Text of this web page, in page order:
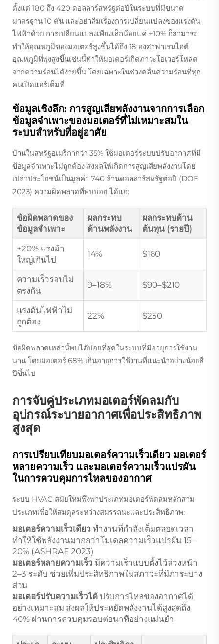
ตั้งแต่ 180 ถึง 420 ดอลลาร์สหรัฐต่อปีในระบบที่มีขนาด
มาตรฐาน 10 ตัน และอย่าลืมเรื่องการเปลี่ยนแปลงของแรงดัน
ไฟฟ้าด้วย การเปลี่ยนแปลงเพียงเล็กน้อยแค่ ±10% ก็สามารถ
ทำให้อุณหภูมิของมอเตอร์สูงขึ้นได้ถึง 18 องศาฟาเรนไฮต์
อุณหภูมิที่พุ่งสูงขึ้นเช่นนี้ทำให้มอเตอร์เกิดภาวะโอเวอร์โหลด
จากความร้อนได้ง่ายขึ้น โดยเฉพาะในช่วงคลื่นความร้อนที่ทุก
คนเปิดแอร์เต็มที่
ข้อมูลเชิงลึก: การสูญเสียพลังงานจากการเลือก
ข้อมูลจำเพาะของมอเตอร์ที่ไม่เหมาะสมใน
ระบบสำหรับที่อยู่อาศัย
บ้านในสหรัฐอเมริกากว่า 35% ใช้มอเตอร์ระบบปรับอากาศที่มี
ข้อมูลจำเพาะไม่ถูกต้อง ส่งผลให้เกิดการสูญเสียพลังงานโดย
เปล่าประโยชน์เป็นมูลค่า 740 ล้านดอลลาร์สหรัฐต่อปี (DOE
2023) ความผิดพลาดที่พบบ่อย ได้แก่:
ข้อผิดพลาดของ
ข้อมูลจำเพาะ
ผลกระทบ
ด้านพลังงาน
ผลกระทบด้าน
ต้นทุน (รายปี)
+20% แรงม้า
ใหญ่เกินไป
14% $160
ความเร็วรอบไม่
ตรงกัน
9–18% $90–$210
แรงดันไฟฟ้าไม่
ถูกต้อง
22% $250
ข้อผิดพลาดเหล่านี้พบได้บ่อยที่สุดในระบบที่มีอายุการใช้งาน
นาน โดยมอเตอร์ 68% เกินอายุการใช้งานที่แนะนำอย่างน้อยสี่
ปีขึ้นไป
การจับคู่ประเภทมอเตอร์พัดลมกับ
อุปกรณ์ระบายอากาศเพื่อประสิทธิภาพ
สูงสุด
การเปรียบเทียบมอเตอร์ความเร็วเดียว มอเตอร์
หลายความเร็ว และมอเตอร์ความเร็วแปรผัน
ในการควบคุมการไหลของอากาศ
ระบบ HVAC สมัยใหม่พึ่งพาประเภทมอเตอร์พัดลมหลักสาม
ประเภทเพื่อให้สมดุลระหว่างสมรรถนะและประสิทธิภาพ:
มอเตอร์ความเร็วเดียว ทำงานที่กำลังเต็มตลอดเวลา
ทำให้ใช้พลังงานมากกว่าโมเดลความเร็วแปรผัน 15–
20% (ASHRAE 2023)
มอเตอร์หลายความเร็ว มีความเร็วแบบตั้งไว้ล่วงหน้า
2–3 ระดับ ช่วยเพิ่มประสิทธิภาพในสภาวะที่มีภาระบาง
ส่วน
มอเตอร์ปรับความเร็วได้ ปรับการไหลของอากาศได้
อย่างเหมาะสม ส่งผลให้ประหยัดพลังงานได้สูงสุดถึง
40% ผ่านการควบคุมรอบต่อนาทีอย่างแม่นยำ